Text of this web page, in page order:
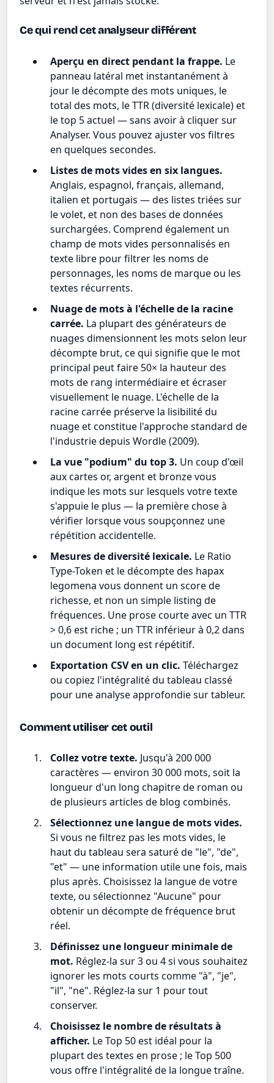
Ce qui rend cet analyseur différent
Aperçu en direct pendant la frappe. Le
panneau latéral met instantanément à
jour le décompte des mots uniques, le
total des mots, le TTR (diversité lexicale) et
le top 5 actuel — sans avoir à cliquer sur
Analyser. Vous pouvez ajuster vos filtres
en quelques secondes.
Listes de mots vides en six langues.
Anglais, espagnol, français, allemand,
italien et portugais — des listes triées sur
le volet, et non des bases de données
surchargées. Comprend également un
champ de mots vides personnalisés en
texte libre pour filtrer les noms de
personnages, les noms de marque ou les
textes récurrents.
Nuage de mots à l'échelle de la racine
carrée. La plupart des générateurs de
nuages dimensionnent les mots selon leur
décompte brut, ce qui signifie que le mot
principal peut faire 50× la hauteur des
mots de rang intermédiaire et écraser
visuellement le nuage. L'échelle de la
racine carrée préserve la lisibilité du
nuage et constitue l'approche standard de
l'industrie depuis Wordle (2009).
La vue "podium" du top 3. Un coup d'œil
aux cartes or, argent et bronze vous
indique les mots sur lesquels votre texte
s'appuie le plus — la première chose à
vérifier lorsque vous soupçonnez une
répétition accidentelle.
Mesures de diversité lexicale. Le Ratio
Type-Token et le décompte des hapax
legomena vous donnent un score de
richesse, et non un simple listing de
fréquences. Une prose courte avec un TTR
> 0,6 est riche ; un TTR inférieur à 0,2 dans
un document long est répétitif.
Exportation CSV en un clic. Téléchargez
ou copiez l'intégralité du tableau classé
pour une analyse approfondie sur tableur.
Comment utiliser cet outil
Collez votre texte. Jusqu'à 200 000
caractères — environ 30 000 mots, soit la
longueur d'un long chapitre de roman ou
de plusieurs articles de blog combinés.
Sélectionnez une langue de mots vides.
Si vous ne filtrez pas les mots vides, le
haut du tableau sera saturé de "le", "de",
"et" — une information utile une fois, mais
plus après. Choisissez la langue de votre
texte, ou sélectionnez "Aucune" pour
obtenir un décompte de fréquence brut
réel.
Définissez une longueur minimale de
mot. Réglez-la sur 3 ou 4 si vous souhaitez
ignorer les mots courts comme "à", "je",
"il", "ne". Réglez-la sur 1 pour tout
conserver.
Choisissez le nombre de résultats à
afficher. Le Top 50 est idéal pour la
plupart des textes en prose ; le Top 500
vous offre l'intégralité de la longue traîne.